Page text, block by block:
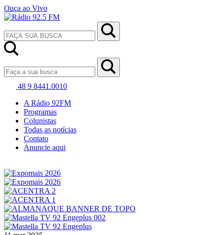
Ouça ao Vivo
48 9 8441.0010
A Rádio 92FM
Programas
Colunistas
Todas as notícias
Contato
Anuncie aqui